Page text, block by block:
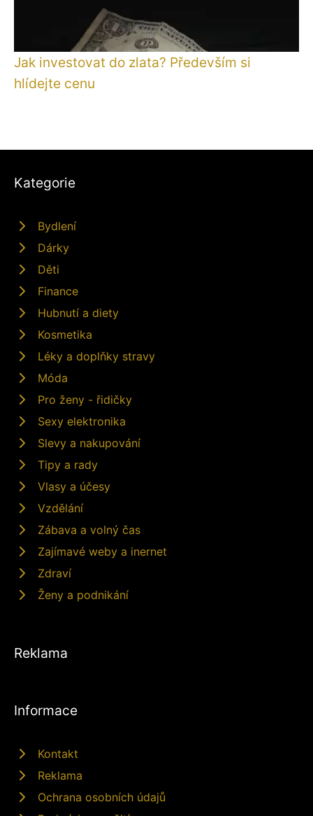
Jak investovat do zlata? Především si
hlídejte cenu
Kategorie
Bydlení
Dárky
Děti
Finance
Hubnutí a diety
Kosmetika
Léky a doplňky stravy
Móda
Pro ženy - řidičky
Sexy elektronika
Slevy a nakupování
Tipy a rady
Vlasy a účesy
Vzdělání
Zábava a volný čas
Zajímavé weby a inernet
Zdraví
Ženy a podnikání
Reklama
Informace
Kontakt
Reklama
Ochrana osobních údajů